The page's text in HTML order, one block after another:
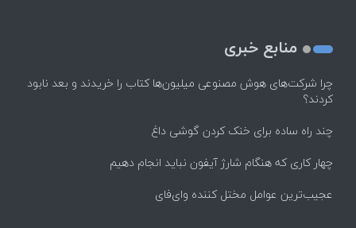
منابع خبری
چرا شرکت‌های هوش مصنوعی میلیون‌ها کتاب را خریدند و بعد نابود
کردند؟
چند راه‌ ساده برای خنک کردن گوشی داغ
چهار کاری که هنگام شارژ آیفون نباید انجام دهیم
عجیب‌ترین عوامل مختل کننده وای‌فای